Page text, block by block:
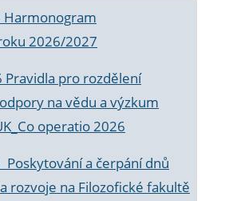
Harmonogram
2026/2027
Pravidla pro rozdělení
na vědu a výzkum
operatio 2026
Poskytování a čerpání dnů
rozvoje na Filozofické fakultě